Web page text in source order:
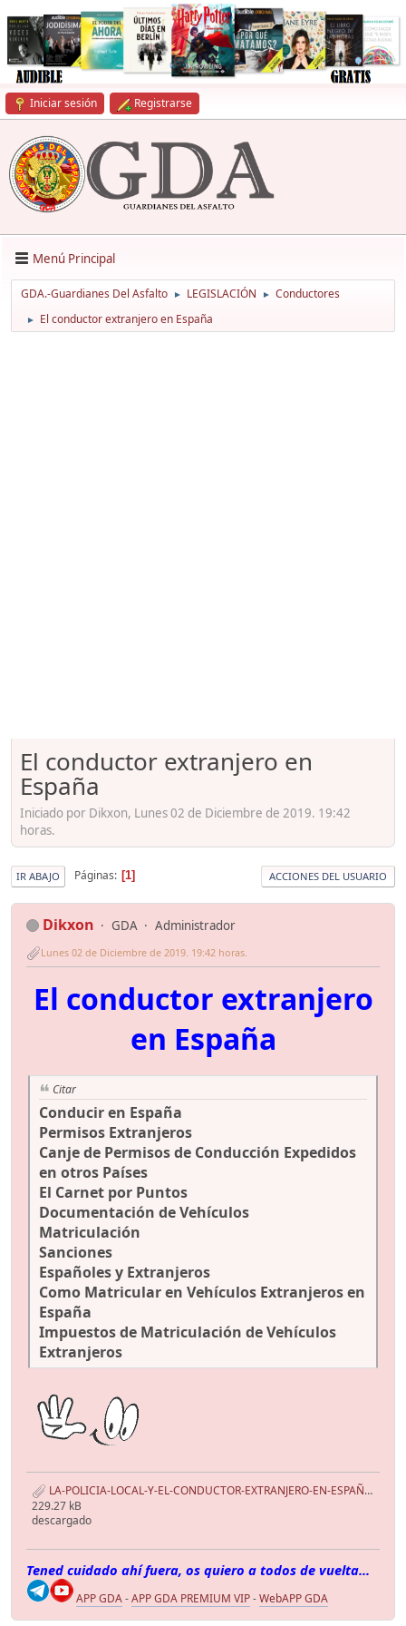
Iniciar sesión Registrarse
Menú Principal
GDA.-Guardianes Del Asfalto ► LEGISLACIÓN ► Conductores
► El conductor extranjero en España
El conductor extranjero en
España
Iniciado por Dikxon, Lunes 02 de Diciembre de 2019. 19:42
horas.
IR ABAJO Páginas 1 ACCIONES DEL USUARIO
Dikxon GDA Administrador
Lunes 02 de Diciembre de 2019. 19:42 horas.
El conductor extranjero
en España
Citar
Conducir en España
Permisos Extranjeros
Canje de Permisos de Conducción Expedidos
en otros Países
El Carnet por Puntos
Documentación de Vehículos
Matriculación
Sanciones
Españoles y Extranjeros
Como Matricular en Vehículos Extranjeros en
España
Impuestos de Matriculación de Vehículos
Extranjeros
LA-POLICIA-LOCAL-Y-EL-CONDUCTOR-EXTRANJERO-EN-ESPAÑA.pdf
229.27 kB
descargado
Tened cuidado ahí fuera, os quiero a todos de vuelta...
APP GDA-APP GDA PREMIUM VIP-WebAPP GDA